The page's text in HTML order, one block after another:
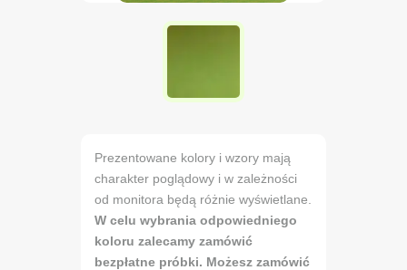
Prezentowane kolory i wzory mają
charakter poglądowy i w zależności
od monitora będą różnie wyświetlane.
W celu wybrania odpowiedniego
koloru zalecamy zamówić
bezpłatne próbki. Możesz zamówić